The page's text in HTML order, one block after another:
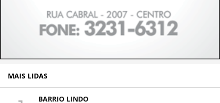
MAIS LIDAS
BARRIO LINDO